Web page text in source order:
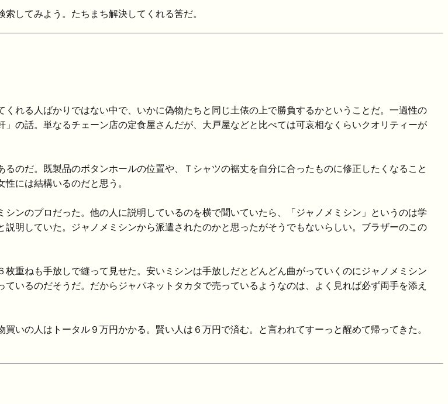
してみよう。たちまち解決してくれる筈だ。
れる人ばかりではない中で、いかに偽物たちと同じ土俵の上で勝負するかということだ。一過性の
の話。単なるチェーン店の定食屋さんだが、大戸屋などと比べては可哀相なくらいクオリティーが
のだ。既製品のボタンホールの位置や、Ｔシャツの裾丈を自分に合ったものに修正したくなること
には結構いるのだと思う。
ンのプロだった。他の人に説明しているのを横で聞いていたら、「ジャノメミシン」というのは学
明していた。ジャノメミシンから派遣されたのかと思ったがそうでもないらしい。ブラザーのこの
重ねも手放しで縫って見せた。安いミシンは手放しだとどんどん曲がっていくのにジャノメミシン
いるのだそうだ。だからジャパネットタカタで売っているようなのは、よく見れば必ず両手を添え
いの人はトータル９万円かかる。賢い人は６万円で済む。と言われてすーっと醒めて帰ってきた。